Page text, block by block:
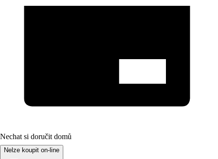
Nechat si doručit domů
Nelze koupit on-line